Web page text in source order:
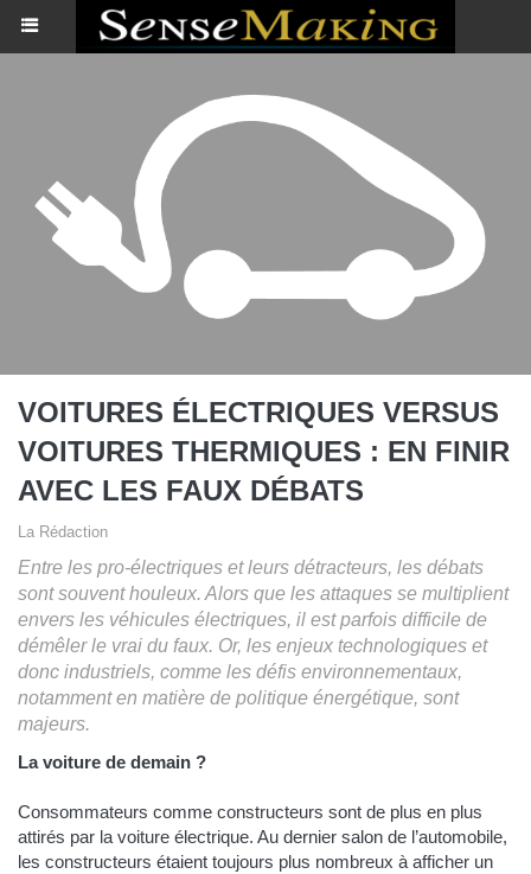
VOITURES ÉLECTRIQUES VERSUS
VOITURES THERMIQUES : EN FINIR
AVEC LES FAUX DÉBATS
La Rédaction
Entre les pro-électriques et leurs détracteurs, les débats
sont souvent houleux. Alors que les attaques se multiplient
envers les véhicules électriques, il est parfois difficile de
démêler le vrai du faux. Or, les enjeux technologiques et
donc industriels, comme les défis environnementaux,
notamment en matière de politique énergétique, sont
majeurs.
La voiture de demain ?
Consommateurs comme constructeurs sont de plus en plus
attirés par la voiture électrique. Au dernier salon de l’automobile,
les constructeurs étaient toujours plus nombreux à afficher un